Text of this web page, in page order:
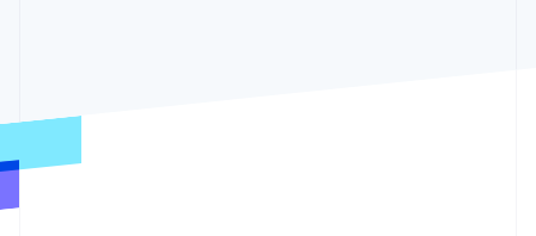
Climate